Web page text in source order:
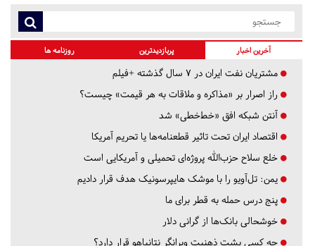
آخرین اخبار پربازدیدترین روزنامه ها
مشتریان نفت ایران در ۷ سال گذشته +فیلم
راز اصرار بر «مذاکره و ملاقات به هر قیمت» چیست؟
آنتن شبکه افق «خط‌خطی» شد
اقتصاد ایران تحت تاثیر قطعنامه‌ها یا تحریم‌ آمریکا
خلع سلاح حزب‌الله پروژه‌ای تحمیلی و آمریکایی است
یمن: تل‌آویو را با موشک هایپرسونیک هدف قرار دادیم
پنج درس‌ حمله به قطر برای ما
خوشحالی بانک‌ها از گرانی دلار
چه کسی پشت ذهنیت ویرانگر نتانیاهو قرار دارد؟